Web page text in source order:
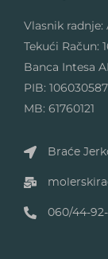
Vlasnik radnje:
Tekući Račun:
Banca Intesa
PIB: 106030587
MB: 61760121
Braće
060/44-